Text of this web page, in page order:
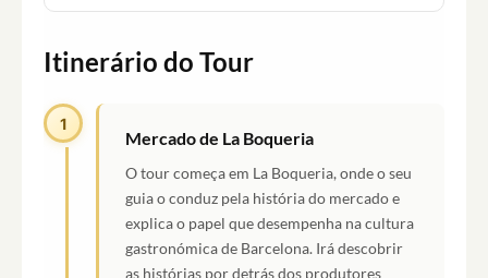
Itinerário do Tour
1
Mercado de La Boqueria
O tour começa em La Boqueria, onde o seu
guia o conduz pela história do mercado e
explica o papel que desempenha na cultura
gastronómica de Barcelona. Irá descobrir
as histórias por detrás dos produtores